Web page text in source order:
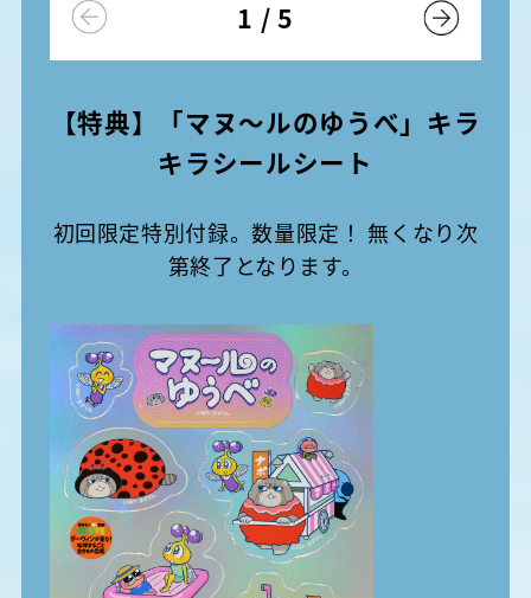
1 /5
【特典】「マヌ〜ルのゆうべ」キラ
キラシールシート
初回限定特別付録。数量限定！ 無くなり次
第終了となります。